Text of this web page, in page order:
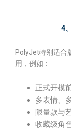
4
PolyJet特别适合
用，例如：
正式开模
多表情、
限量款与
收藏级角